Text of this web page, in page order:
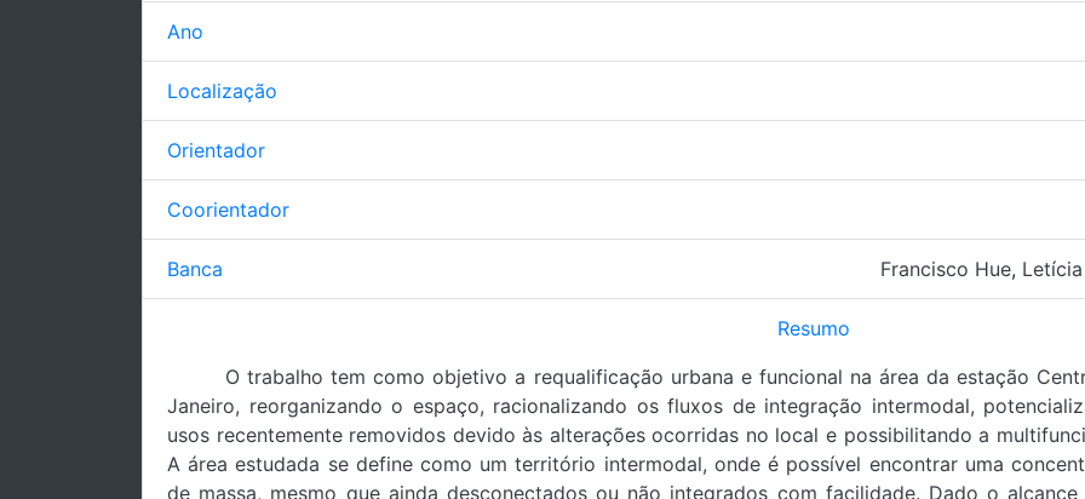
Ano
Localização
Orientador
Coorientador
Banca Francisco Hue,
Resumo
O trabalho tem como objetivo a requalificação urbana e funcional na área da estação
Janeiro, reorganizando o espaço, racionalizando os fluxos de integração intermodal,
usos recentemente removidos devido às alterações ocorridas no local e possibilitando a
A área estudada se define como um território intermodal, onde é possível encontrar uma
de massa, mesmo que ainda desconectados ou não integrados com facilidade. Dado o